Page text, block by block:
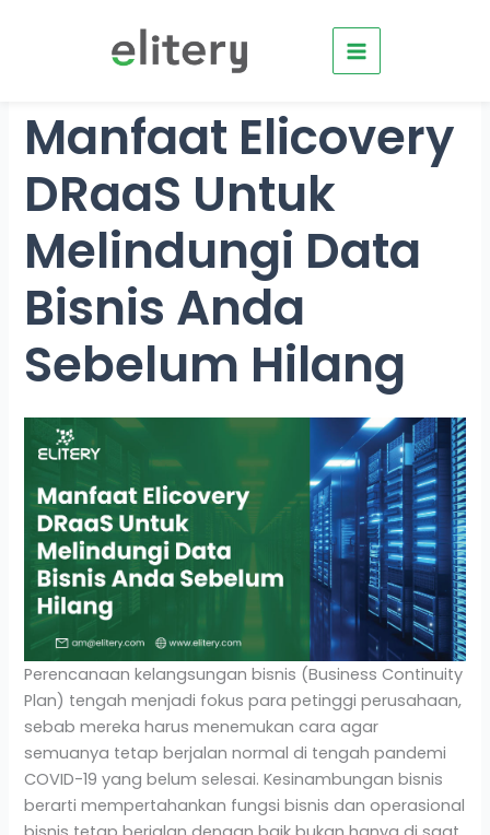
Manfaat Elicovery
DRaaS Untuk
Melindungi Data
Bisnis Anda
Sebelum Hilang
Perencanaan kelangsungan bisnis (Business Continuity
Plan) tengah menjadi fokus para petinggi perusahaan,
sebab mereka harus menemukan cara agar
semuanya tetap berjalan normal di tengah pandemi
COVID-19 yang belum selesai. Kesinambungan bisnis
berarti mempertahankan fungsi bisnis dan operasional